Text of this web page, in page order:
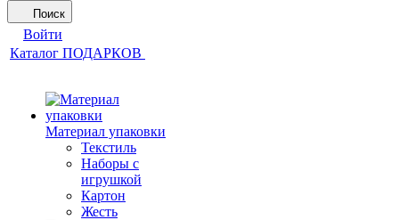
Поиск
Войти
Каталог ПОДАРКОВ
Материал упаковки
Текстиль
Наборы с
игрушкой
Картон
Жесть